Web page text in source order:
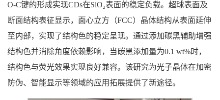
O-C键的形成实现CDs在SiO₂表面的稳定负载。超球表面及
断面结构表征显示，面心立方（FCC）晶体结构从表面延伸
至内部，实现了结构色的稳定呈现。通过添加碳黑辅助增强
结构色并消除角度依赖影响，当碳黑添加量为0.1 wt%时，
结构色与荧光效果实现良好兼容。该研究为光子晶体在加密
防伪、智能显示等领域的应用拓展提供了新途径。